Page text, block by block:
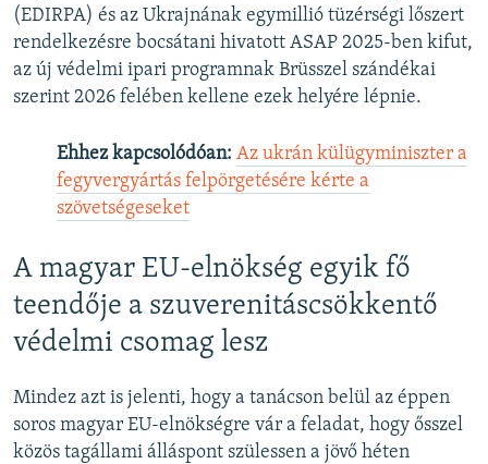
(EDIRPA) és az Ukrajnának egymillió tüzérségi lőszert
rendelkezésre bocsátani hivatott ASAP 2025-ben kifut,
az új védelmi ipari programnak Brüsszel szándékai
szerint 2026 felében kellene ezek helyére lépnie.
Ehhez kapcsolódóan: Az ukrán külügyminiszter a
fegyvergyártás felpörgetésére kérte a
szövetségeseket
A magyar EU-elnökség egyik fő
teendője a szuverenitáscsökkentő
védelmi csomag lesz
Mindez azt is jelenti, hogy a tanácson belül az éppen
soros magyar EU-elnökségre vár a feladat, hogy ősszel
közös tagállami álláspont szülessen a jövő héten